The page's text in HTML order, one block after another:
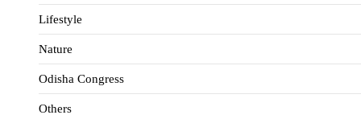
Lifestyle
Nature
Odisha Congress
Others